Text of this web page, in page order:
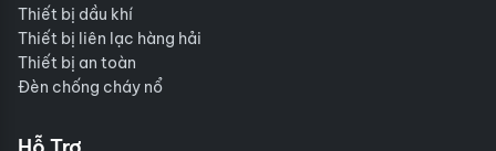
Thiết bị dầu khí
Thiết bị liên lạc hàng hải
Thiết bị an toàn
Đèn chống cháy nổ